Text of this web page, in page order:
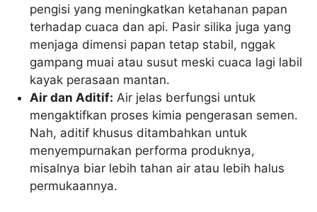
pengisi yang meningkatkan ketahanan papan
terhadap cuaca dan api. Pasir silika juga yang
menjaga dimensi papan tetap stabil, nggak
gampang muai atau susut meski cuaca lagi labil
kayak perasaan mantan.
Air dan Aditif: Air jelas berfungsi untuk
mengaktifkan proses kimia pengerasan semen.
Nah, aditif khusus ditambahkan untuk
menyempurnakan performa produknya,
misalnya biar lebih tahan air atau lebih halus
permukaannya.